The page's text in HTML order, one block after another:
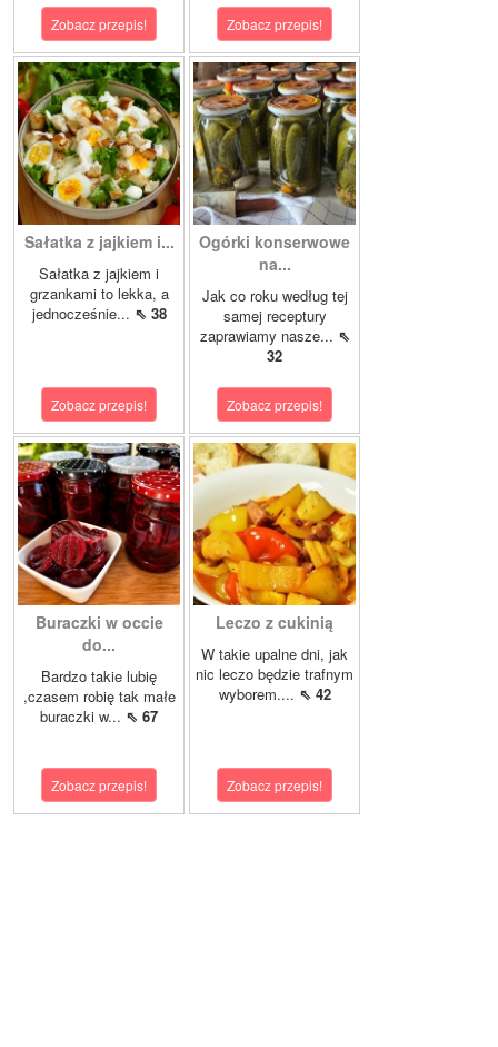
Zobacz przepis! Zobacz przepis!
Sałatka z jajkiem i...
Sałatka z jajkiem i
grzankami to lekka, a
jednocześnie... ⇖ 38
Zobacz przepis!
Ogórki konserwowe
na...
Jak co roku według tej
samej receptury
zaprawiamy nasze... ⇖
32
Zobacz przepis!
Buraczki w occie
do...
Bardzo takie lubię
,czasem robię tak małe
buraczki w... ⇖ 67
Zobacz przepis!
Leczo z cukinią
W takie upalne dni, jak
nic leczo będzie trafnym
wyborem.... ⇖ 42
Zobacz przepis!